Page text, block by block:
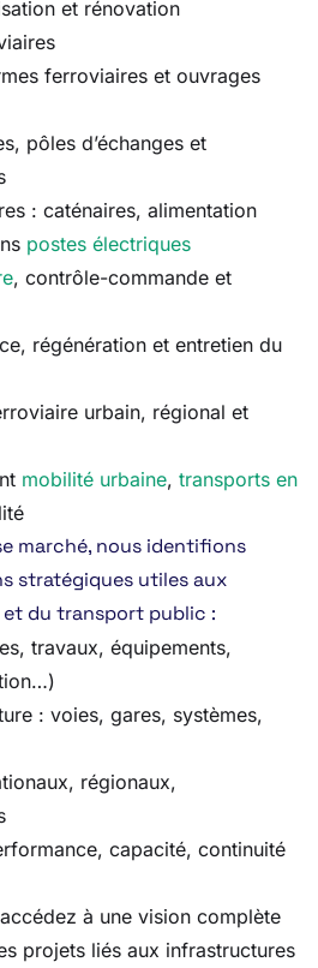
et rénovation
ferroviaires et ouvrages
pôles d’échanges et
: caténaires, alimentation
postes électriques
, contrôle-commande et
régénération et entretien du
urbain, régional et
mobilité urbaine, transports en
marché, nous identifions
stratégiques utiles aux
du transport public :
travaux, équipements,
: voies, gares, systèmes,
régionaux,
capacité, continuité
à une vision complète
projets liés aux infrastructures